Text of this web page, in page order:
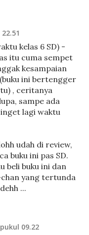
kelas 6 SD) -
itu cuma sempet
kesampaian
ini bertengger
, ceritanya
sampe ada
lagi waktu
udah di review,
buku ini pas SD.
beli buku ini dan
yang tertunda
...
09.22